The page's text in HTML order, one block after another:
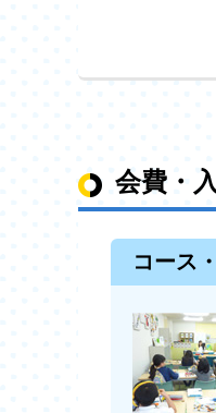
会費・
コース